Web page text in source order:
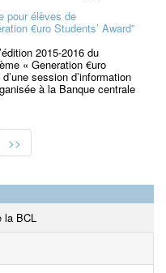
pour élèves de
€uro Students’ Award”
2015-2016 du
« Generation €uro
session d’information
à la Banque centrale
>>
la BCL